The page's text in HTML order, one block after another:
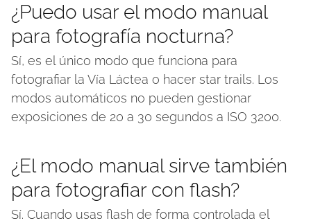
¿Puedo usar el modo manual
para fotografía nocturna?
Sí, es el único modo que funciona para
fotografiar la Vía Láctea o hacer star trails. Los
modos automáticos no pueden gestionar
exposiciones de 20 a 30 segundos a ISO 3200.
¿El modo manual sirve también
para fotografiar con flash?
Sí. Cuando usas flash de forma controlada el